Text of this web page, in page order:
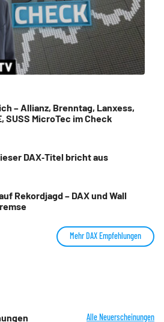
– Allianz, Brenntag, Lanxess,
SUSS MicroTec im Check
DAX‑Titel bricht aus
Rekordjagd – DAX und Wall
Mehr DAX Empfehlungen
Alle Neuerscheinungen